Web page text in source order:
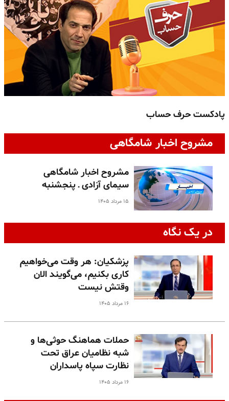
پادکست حرف حساب
مشروح اخبار شامگاهی
مشروح اخبار شامگاهی
سیمای آزادی ـ پنجشنبه
۱۵ مرداد ۱۴۰۵
در یک نگاه
پزشکیان: هر وقت می‌خواهیم
کاری بکنیم، می‌گویند الان
وقتش نیست
۱۶ مرداد ۱۴۰۵
حملات هماهنگ حوثی‌ها و
شبه نظامیان عراق تحت
نظارت سپاه پاسداران
۱۶ مرداد ۱۴۰۵